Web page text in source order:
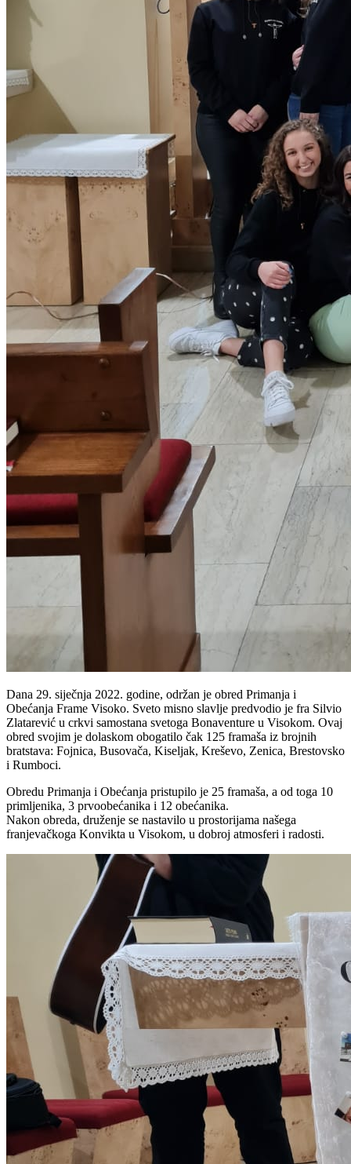
Dana 29. siječnja 2022. godine, održan je obred Primanja i
Obećanja Frame Visoko. Sveto misno slavlje predvodio je fra Silvio
Zlatarević u crkvi samostana svetoga Bonaventure u Visokom. Ovaj
obred svojim je dolaskom obogatilo čak 125 framaša iz brojnih
bratstava: Fojnica, Busovača, Kiseljak, Kreševo, Zenica, Brestovsko
i Rumboci.
Obredu Primanja i Obećanja pristupilo je 25 framaša, a od toga 10
primljenika, 3 prvoobećanika i 12 obećanika.
Nakon obreda, druženje se nastavilo u prostorijama našega
franjevačkoga Konvikta u Visokom, u dobroj atmosferi i radosti.